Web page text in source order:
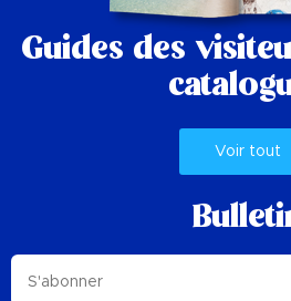
Guides des
Voir tout